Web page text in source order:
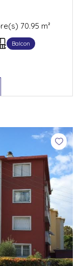
Appartement 4 pièce(s) 2 chambre(s) 70.95 m²
Balcon